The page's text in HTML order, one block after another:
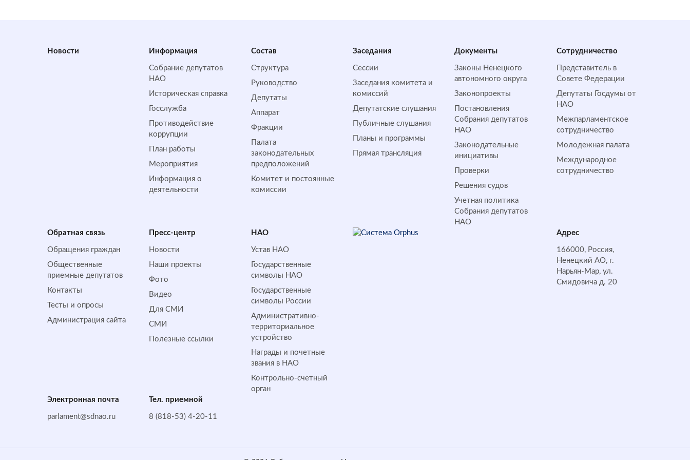
Новости Информация
Собрание депутатов
НАО
Историческая справка
Госслужба
Противодействие
коррупции
План работы
Мероприятия
Информация о
деятельности
Состав
Структура
Руководство
Депутаты
Аппарат
Фракции
Палата
законодательных
предположений
Комитет и постоянные
комиссии
Заседания
Сессии
Заседания комитета и
комиссий
Депутатские слушания
Публичные слушания
Планы и программы
Прямая трансляция
Документы
Законы Ненецкого
автономного округа
Законопроекты
Постановления
Собрания депутатов
НАО
Законодательные
инициативы
Проверки
Решения судов
Учетная политика
Собрания депутатов
НАО
Сотрудничество
Представитель в
Совете Федерации
Депутаты Госдумы от
НАО
Межпарламентское
сотрудничество
Молодежная палата
Международное
сотрудничество
Обратная cвязь
Обращения граждан
Общественные
приемные депутатов
Контакты
Тесты и опросы
Администрация сайта
Пресс-центр
Новости
Наши проекты
Фото
Видео
Для СМИ
СМИ
Полезные ссылки
НАО
Устав НАО
Государственные
символы НАО
Государственные
символы России
Административно-
территориальное
устройство
Награды и почетные
звания в НАО
Контрольно-счетный
орган
Адрес
166000, Россия,
Ненецкий АО, г.
Нарьян-Мар, ул.
Смидовича д. 20
Электронная почта
parlament@sdnao.ru
Тел. приемной
8 (818-53) 4-20-11